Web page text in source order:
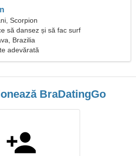
Scorpion
să dansez și să fac surf
Brazilia
adevărată
BraDatingGo